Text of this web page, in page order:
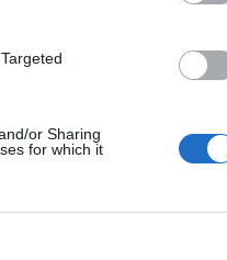
or Sharing
for which it
αυτές
Οδού Λιδωρικίου-
την